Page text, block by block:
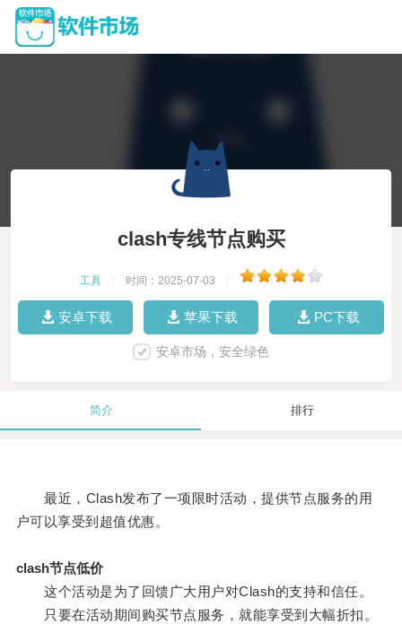
clash专线节点购买
工具 时间：2025-07-03
安卓下载 苹果下载 PC下载
安卓市场，安全绿色
简介 排行
最近，Clash发布了一项限时活动，提供节点服务的用
户可以享受到超值优惠。
clash节点低价
这个活动是为了回馈广大用户对Clash的支持和信任。
只要在活动期间购买节点服务，就能享受到大幅折扣。